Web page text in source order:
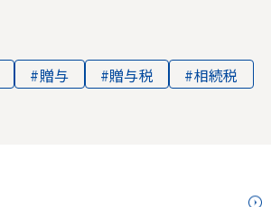
#贈与 #贈与税
#相続税